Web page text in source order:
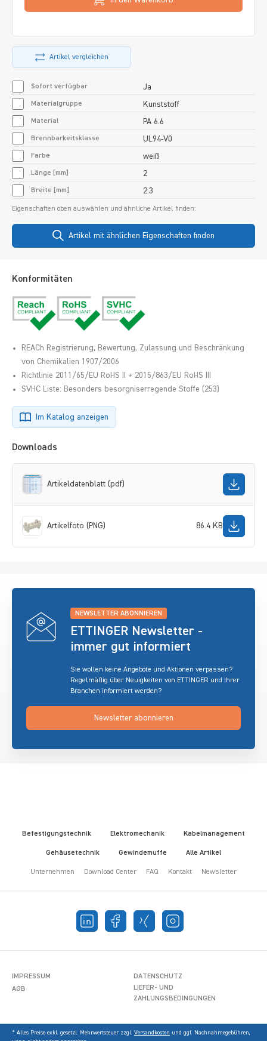
Artikel vergleichen
Sofort verfügbar Ja
Materialgruppe Kunststoff
Material PA 6.6
Brennbarkeitsklasse UL94-V0
Farbe weiß
Länge [mm] 2
Breite [mm] 2.3
Eigenschaften oben auswählen und ähnliche Artikel finden:
Artikel mit ähnlichen Eigenschaften finden
Konformitäten
REACh Registrierung, Bewertung, Zulassung und Beschränkung
von Chemikalien 1907/2006
Richtlinie 2011/65/EU RoHS II + 2015/863/EU RoHS III
SVHC Liste: Besonders besorgniserregende Stoffe (253)
Im Katalog anzeigen
Downloads
Artikeldatenblatt (pdf)
Artikelfoto (PNG) 86.4 KB
NEWSLETTER ABONNIEREN
ETTINGER Newsletter -
immer gut informiert
Sie wollen keine Angebote und Aktionen verpassen?
Regelmäßig über Neuigkeiten von ETTINGER und Ihrer
Branchen informiert werden?
Newsletter abonnieren
Befestigungstechnik Elektromechanik Kabelmanagement
Gehäusetechnik Gewindemuffe Alle Artikel
Unternehmen Download Center FAQ Kontakt Newsletter
IMPRESSUM
DATENSCHUTZ
AGB
LIEFER- UND
ZAHLUNGSBEDINGUNGEN
* Alles Preise exkl. gesetzl. Mehrwertsteuer zzgl. Versandkosten und ggf. Nachnahmegebühren,